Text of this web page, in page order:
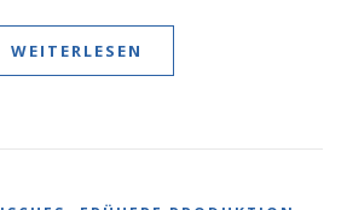
WEITERLESEN